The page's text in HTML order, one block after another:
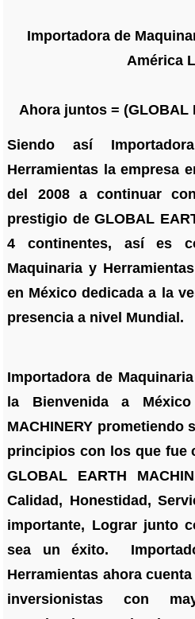
Importadora de
América
Ahora juntos = (GLOBAL
Siendo así
Herramientas la empresa
del 2008 a continuar
prestigio de GLOBAL
4 continentes, así es
Maquinaria y
en México dedicada a la
presencia a nivel Mundial.
Importadora de
la Bienvenida a
MACHINERY prometiendo
principios con los que fue
GLOBAL EARTH
Calidad, Honestidad,
importante, Lograr junto
sea un éxito.
Herramientas ahora
inversionistas con